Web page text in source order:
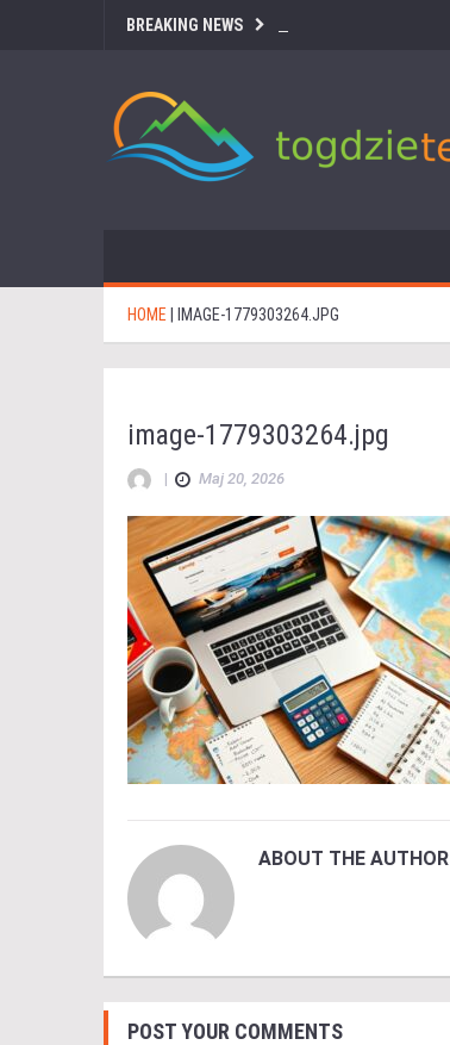
BREAKING NEWS
HOME IMAGE-1779303264.JPG
image-1779303264.jpg
| Maj 20, 2026
ABOUT THE AUTHOR
POST YOUR COMMENTS